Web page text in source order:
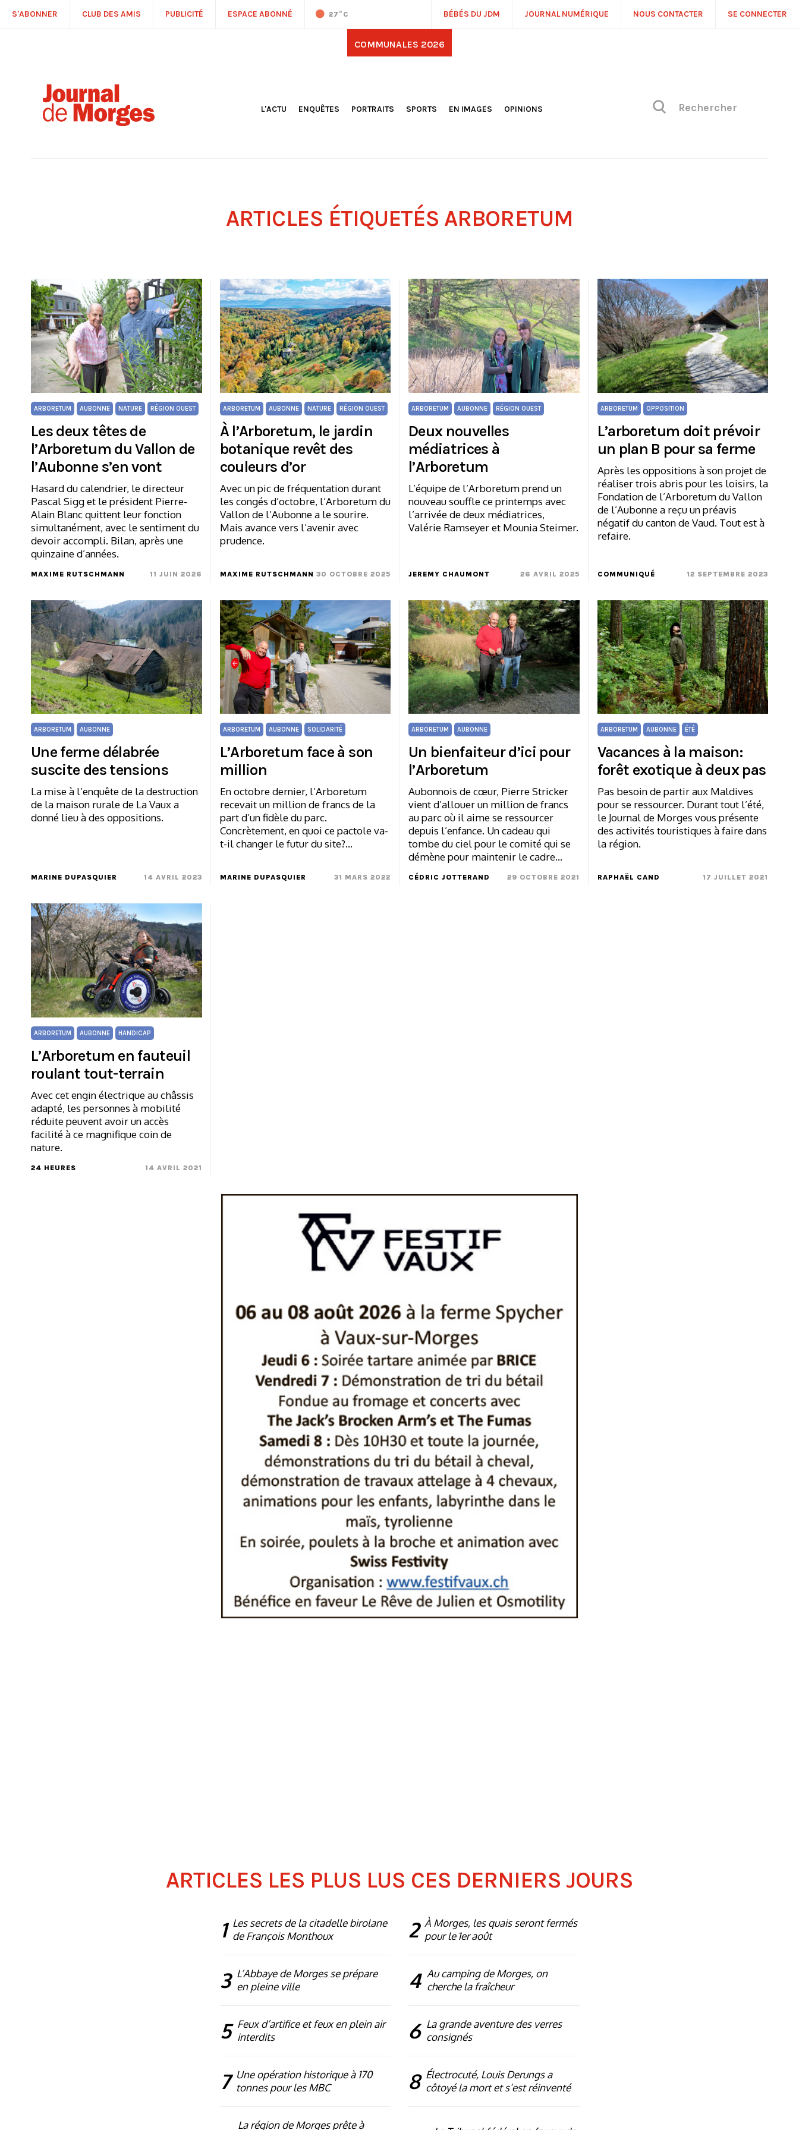
S'ABONNER CLUB DES AMIS PUBLICITÉ ESPACE ABONNÉ 27 °C BÉBÉS DU JDM JOURNAL NUMÉRIQUE NOUS CONTACTER SE CONNECTER
COMMUNALES 2026
L'ACTU
ENQUÊTES PORTRAITS
SPORTS
EN IMAGES
OPINIONS
ARTICLES ÉTIQUETÉS ARBORETUM
ARBORETUM AUBONNE NATURE RÉGION OUEST
Les deux têtes de
l’Arboretum du Vallon de
l’Aubonne s’en vont
Hasard du calendrier, le directeur
Pascal Sigg et le président Pierre-
Alain Blanc quittent leur fonction
simultanément, avec le sentiment du
devoir accompli. Bilan, après une
quinzaine d’années.
MAXIME RUTSCHMANN 11 JUIN 2026
ARBORETUM AUBONNE NATURE RÉGION OUEST
À l’Arboretum, le jardin
botanique revêt des
couleurs d’or
Avec un pic de fréquentation durant
les congés d’octobre, l’Arboretum du
Vallon de l’Aubonne a le sourire.
Mais avance vers l’avenir avec
prudence.
MAXIME RUTSCHMANN 30 OCTOBRE 2025
ARBORETUM AUBONNE RÉGION OUEST
Deux nouvelles
médiatrices à
l’Arboretum
L’équipe de l’Arboretum prend un
nouveau souffle ce printemps avec
l’arrivée de deux médiatrices,
Valérie Ramseyer et Mounia Steimer.
JEREMY CHAUMONT 26 AVRIL 2025
ARBORETUM OPPOSITION
L’arboretum doit prévoir
un plan B pour sa ferme
Après les oppositions à son projet de
réaliser trois abris pour les loisirs, la
Fondation de l’Arboretum du Vallon
de l’Aubonne a reçu un préavis
négatif du canton de Vaud. Tout est à
refaire.
COMMUNIQUÉ 12 SEPTEMBRE 2023
ARBORETUM AUBONNE
Une ferme délabrée
suscite des tensions
La mise à l’enquête de la destruction
de la maison rurale de La Vaux a
donné lieu à des oppositions.
MARINE DUPASQUIER 14 AVRIL 2023
ARBORETUM AUBONNE SOLIDARITÉ
L’Arboretum face à son
million
En octobre dernier, l’Arboretum
recevait un million de francs de la
part d’un fidèle du parc.
Concrètement, en quoi ce pactole va-
t-il changer le futur du site?…
MARINE DUPASQUIER 31 MARS 2022
ARBORETUM AUBONNE
Un bienfaiteur d’ici pour
l’Arboretum
Aubonnois de cœur, Pierre Stricker
vient d’allouer un million de francs
au parc où il aime se ressourcer
depuis l’enfance. Un cadeau qui
tombe du ciel pour le comité qui se
démène pour maintenir le cadre…
CÉDRIC JOTTERAND 29 OCTOBRE 2021
ARBORETUM AUBONNE ÉTÉ
Vacances à la maison:
forêt exotique à deux pas
Pas besoin de partir aux Maldives
pour se ressourcer. Durant tout l’été,
le Journal de Morges vous présente
des activités touristiques à faire dans
la région.
RAPHAËL CAND 17 JUILLET 2021
ARBORETUM AUBONNE HANDICAP
L’Arboretum en fauteuil
roulant tout-terrain
Avec cet engin électrique au châssis
adapté, les personnes à mobilité
réduite peuvent avoir un accès
facilité à ce magnifique coin de
nature.
24 HEURES 14 AVRIL 2021
ARTICLES LES PLUS LUS CES DERNIERS JOURS
1 Les secrets de la citadelle birolane
de François Monthoux
2 À Morges, les quais seront fermés
pour le 1er août
3 L’Abbaye de Morges se prépare
en pleine ville
4 Au camping de Morges, on
cherche la fraîcheur
5 Feux d’artifice et feux en plein air
interdits
6 La grande aventure des verres
consignés
7 Une opération historique à 170
tonnes pour les MBC
8 Électrocuté, Louis Derungs a
côtoyé la mort et s’est réinventé
La région de Morges prête à